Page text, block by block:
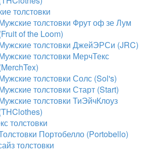
толстовки
толстовки Фрут оф зе Лум
of the Loom)
толстовки ДжейЭРСи (JRC)
толстовки МерчТекс
толстовки Солс (Sol's)
толстовки Старт (Start)
толстовки ТиЭйчКлоуз
толстовки
Портобелло (Portobello)
толстовки